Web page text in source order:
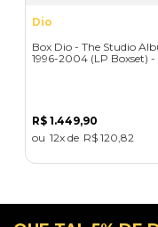
Dio
Box Dio - The Studio
1996-2004 (LP Boxset) -
R$ 1.449,90
12
R$ 120 82